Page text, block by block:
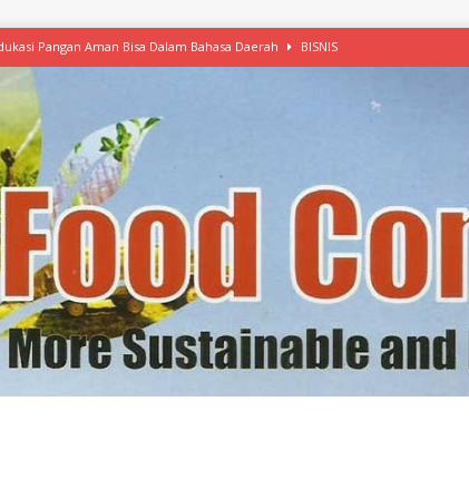
Pangan Aman Bisa Dalam Bahasa Daerah BISNIS
Mulai Ekspansi, IKEA dan MSC Dukung Seafood Berkelanjutan
Free Versi Healthy Choice, Tepung Talas Kimpul Pilihan Menu Sehat
Latih Olah Singkong, KKN Universitas Lampung Kenalkan Sosmocaf
Makanan dengan McCormick, Ciptakan Raksasa Rp1.100 Triliun